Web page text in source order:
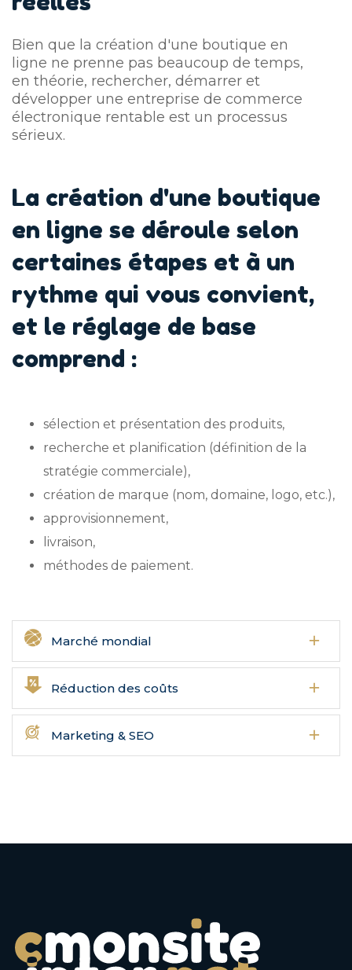
Bien que la création d'une boutique en
ligne ne prenne pas beaucoup de temps,
en théorie, rechercher, démarrer et
développer une entreprise de commerce
électronique rentable est un processus
sérieux.
La création d'une boutique
en ligne se déroule selon
certaines étapes et à un
rythme qui vous convient,
et le réglage de base
comprend :
sélection et présentation des produits,
recherche et planification (définition de la
stratégie commerciale),
création de marque (nom, domaine, logo, etc.),
approvisionnement,
livraison,
méthodes de paiement.
Marché mondial
Réduction des coûts
Marketing & SEO